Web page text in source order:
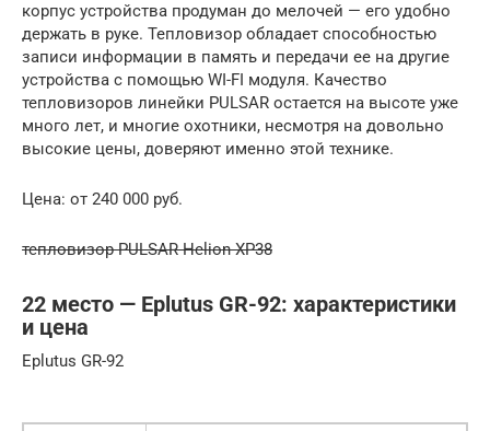
корпус устройства продуман до мелочей — его удобно
держать в руке. Тепловизор обладает способностью
записи информации в память и передачи ее на другие
устройства с помощью WI-FI модуля. Качество
тепловизоров линейки PULSAR остается на высоте уже
много лет, и многие охотники, несмотря на довольно
высокие цены, доверяют именно этой технике.
Цена: от 240 000 руб.
тепловизор PULSAR Helion XP38
22 место — Eplutus GR-92: характеристики
и цена
Eplutus GR-92